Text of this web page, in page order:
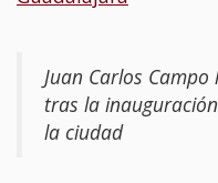
Juan Carlos
tras la
la ciudad